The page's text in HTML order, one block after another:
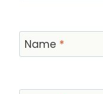
Name *